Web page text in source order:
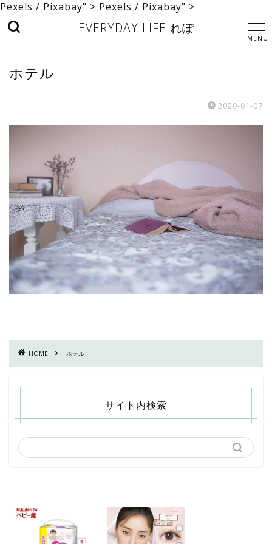
Pexels / Pixabay" > Pexels / Pixabay" >
EVERYDAY LIFE れぽ
ホテル
2020-01-07
HOME ホテル
サイト内検索